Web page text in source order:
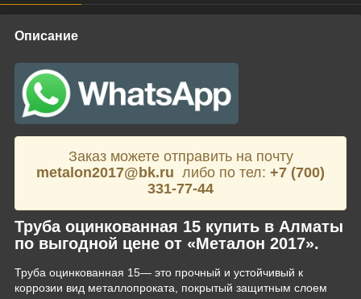
Описание
Заказ можете отправить на почту
metalon2017@bk.ru либо по тел: +7 (700)
331-77-44
Труба оцинкованная 15 купить в Алматы
по выгодной цене от «Металон 2017».
Труба оцинкованная 15— это прочный и устойчивый к
коррозии вид металлопроката, покрытый защитным слоем